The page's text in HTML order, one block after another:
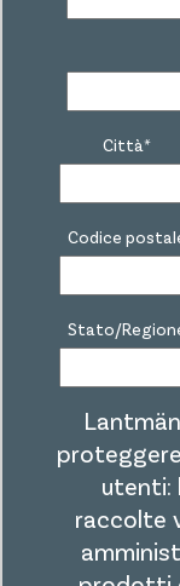
Città*
Codice
Stato/
utenti:
raccolte